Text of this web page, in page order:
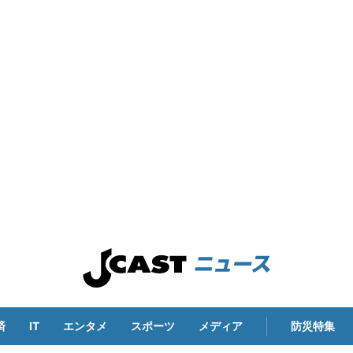
IT エンタメ スポーツ メディア 防災特集